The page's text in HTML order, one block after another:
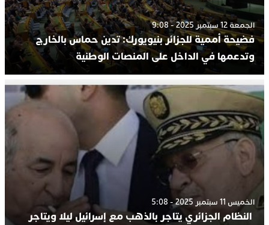
الجمعة 12 سبتمبر 2025 - 9:08
فضيحة أممية للجزائر بنيويورك: تدين حماس بالخارج
وتدعمها في الداخل على المنصات الوطنية
الخميس 11 سبتمبر 2025 - 5:08
النظام الجزائري يتاجر بالذهب مع إسرائيل ليلا ويتاجر